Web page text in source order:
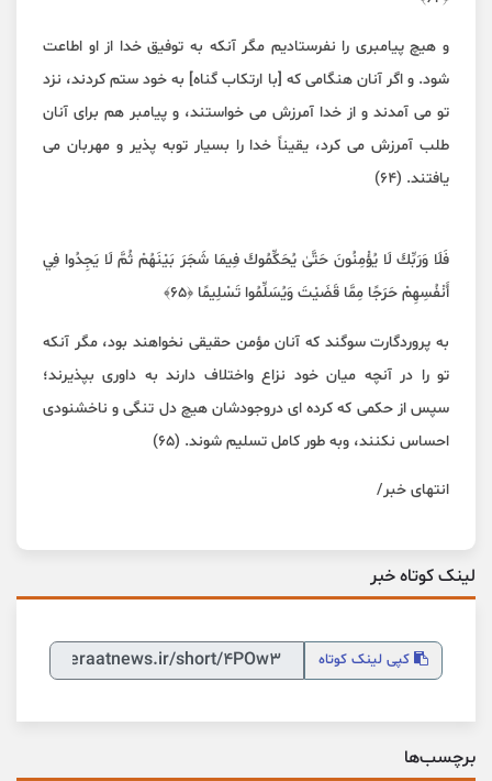
و هیچ پیامبری را نفرستادیم مگر آنکه به توفیق خدا از او اطاعت
شود. و اگر آنان هنگامی که [با ارتکاب گناه] به خود ستم کردند، نزد
تو می آمدند و از خدا آمرزش می خواستند، و پیامبر هم برای آنان
طلب آمرزش می کرد، یقیناً خدا را بسیار توبه پذیر و مهربان می
یافتند. (۶۴)
فَلَا وَرَبِّكَ لَا يُؤْمِنُونَ حَتَّىٰ يُحَكِّمُوكَ فِيمَا شَجَرَ بَيْنَهُمْ ثُمَّ لَا يَجِدُوا فِي
أَنْفُسِهِمْ حَرَجًا مِمَّا قَضَيْتَ وَيُسَلِّمُوا تَسْلِيمًا ﴿٦٥﴾
به پروردگارت سوگند که آنان مؤمن حقیقی نخواهند بود، مگر آنکه
تو را در آنچه میان خود نزاع واختلاف دارند به داوری بپذیرند؛
سپس از حکمی که کرده ای دروجودشان هیچ دل تنگی و ناخشنودی
احساس نکنند، وبه طور کامل تسلیم شوند. (۶۵)
انتهای خبر/
لینک کوتاه خبر
کپی لینک کوتاه
برچسب‌ها